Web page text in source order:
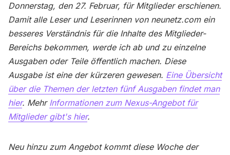
Bitte geben Sie mindestens 3 Zeichen ein
Donnerstag, den 27. Februar, für Mitglieder erschienen.
Damit alle Leser und Leserinnen von neunetz.com ein
besseres Verständnis für die Inhalte des Mitglieder-
Bereichs bekommen, werde ich ab und zu einzelne
Ausgaben oder Teile öffentlich machen. Diese
Ausgabe ist eine der kürzeren gewesen. Eine Übersicht
über die Themen der letzten fünf Ausgaben findet man
hier. Mehr Informationen zum Nexus-Angebot für
Mitglieder gibt's hier.
Neu hinzu zum Angebot kommt diese Woche der